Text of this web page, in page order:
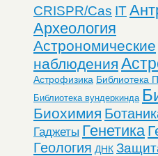
CRISPR/Cas IT
Археология
Астрономические
наблюдения
Астрофизика Библиотека
Библиотека вундеркинда
Биохимия
Гаджеты Генетика
Геология ДНК